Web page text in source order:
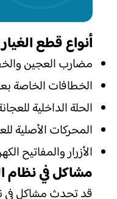
أنواع قطع
مضارب العجين
الخطافات الخاصة
الحلة الداخلية
المحركات الأصلية
الأزرار والمفاتيح
مشاكل في نظام
قد تحدث مشاكل في